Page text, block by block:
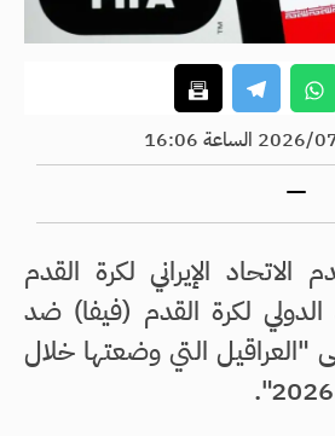
الإيراني لكرة القدم
لكرة القدم (فيفا) ضد
"العراقيل التي وضعتها خلال